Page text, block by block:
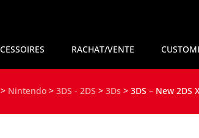
RACHAT/VENTE
> Nintendo > 3DS - 2DS > 3Ds > 3DS – New 2DS